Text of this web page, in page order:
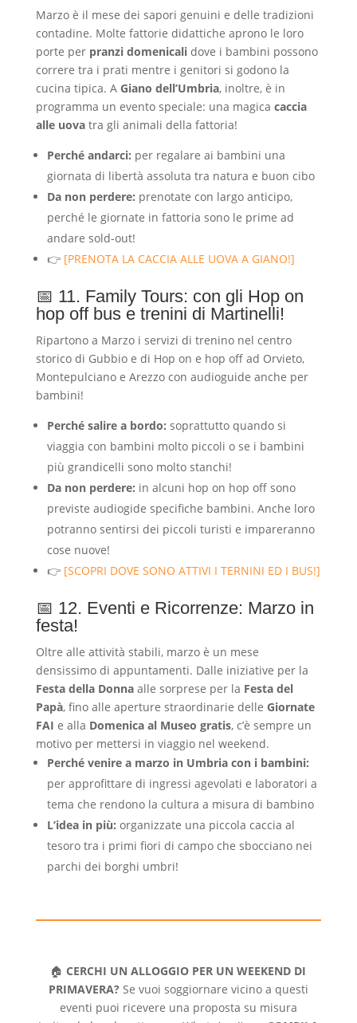
Marzo è il mese dei sapori genuini e delle tradizioni
contadine. Molte fattorie didattiche aprono le loro
porte per pranzi domenicalidove i bambini possono
correre tra i prati mentre i genitori si godono la
cucina tipica. A Giano dell’Umbria, inoltre, è in
programma un evento speciale: una magica caccia
alle uovatra gli animali della fattoria!
Perché andarci: per regalare ai bambini una
giornata di libertà assoluta tra natura e buon cibo
Da non perdere: prenotate con largo anticipo,
perché le giornate in fattoria sono le prime ad
andare sold-out!
👉 [PRENOTA LA CACCIA ALLE UOVA A GIANO!]
📅 11. Family Tours: con gli Hop on
hop off bus e trenini di Martinelli!
Ripartono a Marzo i servizi di trenino nel centro
storico di Gubbio e di Hop on e hop off ad Orvieto,
Montepulciano e Arezzo con audioguide anche per
bambini!
Perché salire a bordo: soprattutto quando si
viaggia con bambini molto piccoli o se i bambini
più grandicelli sono molto stanchi!
Da non perdere: in alcuni hop on hop off sono
previste audiogide specifiche bambini. Anche loro
potranno sentirsi dei piccoli turisti e impareranno
cose nuove!
👉[SCOPRI DOVE SONO ATTIVI I TERNINI ED I BUS!]
📅 12. Eventi e Ricorrenze: Marzo in
festa!
Oltre alle attività stabili, marzo è un mese
densissimo di appuntamenti. Dalle iniziative per la
Festa della Donnaalle sorprese per la Festa del
Papà, fino alle aperture straordinarie delle Giornate
FAI e alla Domenica al Museo gratis, c’è sempre un
motivo per mettersi in viaggio nel weekend.
Perché venire a marzo in Umbria con i bambini:
per approfittare di ingressi agevolati e laboratori a
tema che rendono la cultura a misura di bambino
L’idea in più: organizzate una piccola caccia al
tesoro tra i primi fiori di campo che sbocciano nei
parchi dei borghi umbri!
🏠CERCHI UN ALLOGGIO PER UN WEEKEND DI
PRIMAVERA?Se vuoi soggiornare vicino a questi
eventi puoi ricevere una proposta su misura